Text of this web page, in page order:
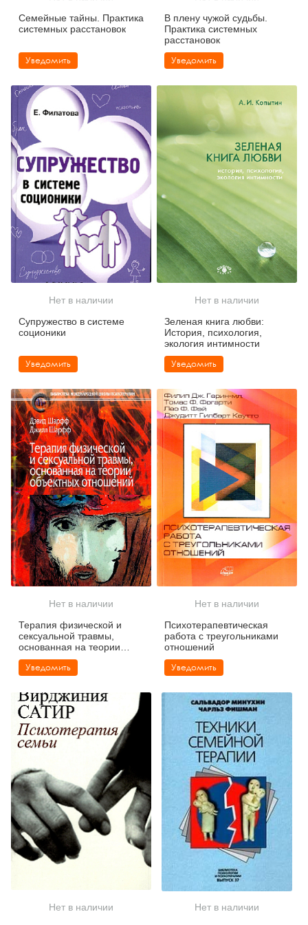
Семейные тайны. Практика
системных расстановок
Уведомить
В плену чужой судьбы.
Практика системных
расстановок
Уведомить
Нет в наличии
Супружество в системе
соционики
Уведомить
Нет в наличии
Зеленая книга любви:
История, психология,
экология интимности
Уведомить
Нет в наличии
Терапия физической и
сексуальной травмы,
основанная на теории
объектных отношений
Уведомить
Нет в наличии
Психотерапевтическая
работа с треугольниками
отношений
Уведомить
Нет в наличии
Нет в наличии